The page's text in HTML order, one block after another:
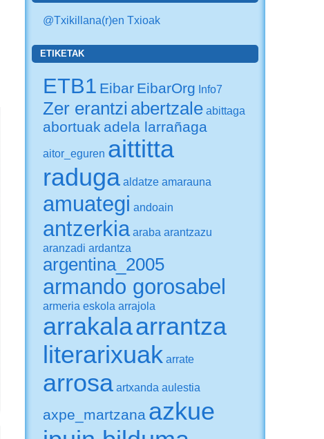
@Txikillana(r)en Txioak
ETIKETAK
ETB1 Eibar EibarOrg Info7
Zer erantzi abertzale abittaga
abortuak adela larrañaga
aitor_eguren aittitta
raduga aldatze amarauna
amuategi andoain
antzerkia araba arantzazu
aranzadi ardantza
argentina_2005
armando gorosabel
armeria eskola arrajola
arrakalaarrantza
literarixuak arrate
arrosa artxanda aulestia
axpe_martzana azkue